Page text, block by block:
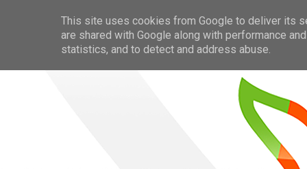
This site uses cookies from Google to deliver its
are shared with Google along with performance
statistics, and to detect and address abuse.